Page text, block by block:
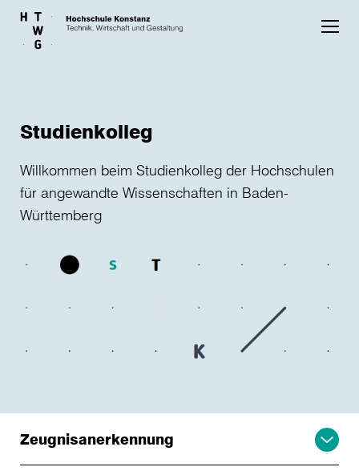
Skip to main content
Studienkolleg
Willkommen beim Studienkolleg der Hochschulen
für angewandte Wissenschaften in Baden-
Württemberg
Zeugnisanerkennung